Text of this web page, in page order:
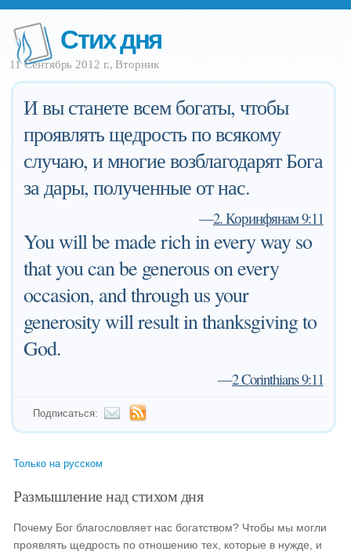
Стих дня
11 Сентябрь 2012 г., Вторник
И вы станете всем богаты, чтобы
проявлять щедрость по всякому
случаю, и многие возблагодарят Бога
за дары, полученные от нас.
—2. Коринфянам 9:11
You will be made rich in every way so
that you can be generous on every
occasion, and through us your
generosity will result in thanksgiving to
God.
—2 Corinthians 9:11
Подписаться:
Только на русском
Размышление над стихом дня
Почему Бог благословляет нас богатством? Чтобы мы могли
проявлять щедрость по отношению тех, которые в нужде, и